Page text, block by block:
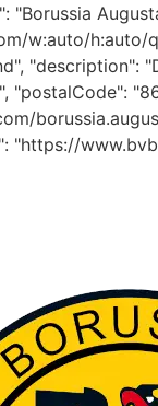
w:auto/
"description":
"postalCode":
"https://